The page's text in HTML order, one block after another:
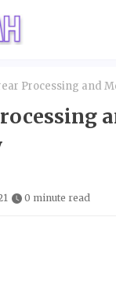
Processing and
0 minute read